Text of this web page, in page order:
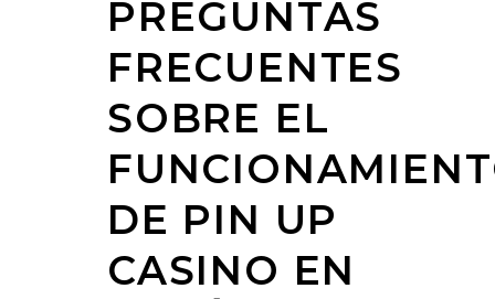
PREGUNTAS
FRECUENTES
SOBRE EL
DE PIN UP
CASINO EN